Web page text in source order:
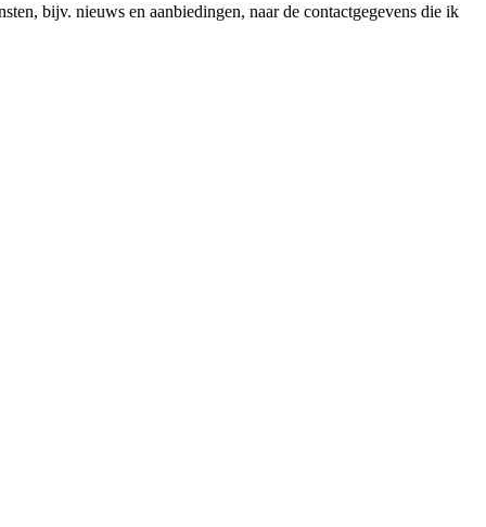
bijv. nieuws en aanbiedingen, naar de contactgegevens die ik